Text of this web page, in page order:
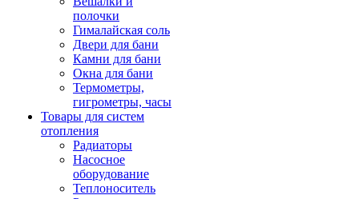
полочки
Гималайская соль
Двери для бани
Камни для бани
Окна для бани
Термометры,
гигрометры, часы
Товары для систем
отопления
Радиаторы
Насосное
оборудование
Теплоноситель